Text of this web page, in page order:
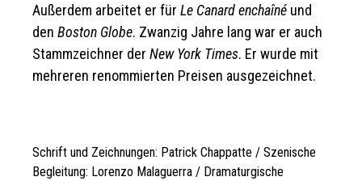
Außerdem arbeitet er für Le Canard enchaîné und
den Boston Globe. Zwanzig Jahre lang war er auch
Stammzeichner der New York Times. Er wurde mit
mehreren renommierten Preisen ausgezeichnet.
Schrift und Zeichnungen: Patrick Chappatte / Szenische
Begleitung: Lorenzo Malaguerra / Dramaturgische